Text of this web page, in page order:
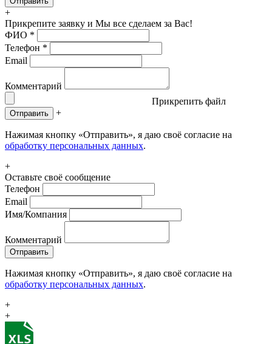
+
Прикрепите заявку и Мы все сделаем за Вас!
ФИО *
Телефон *
Email
Комментарий
Прикрепить файл
Отправить +
Нажимая кнопку «Отправить», я даю своё согласие на
обработку персональных данных.
+
Оставьте своё сообщение
Телефон
Email
Имя/Компания
Комментарий
Отправить
Нажимая кнопку «Отправить», я даю своё согласие на
обработку персональных данных.
+
+